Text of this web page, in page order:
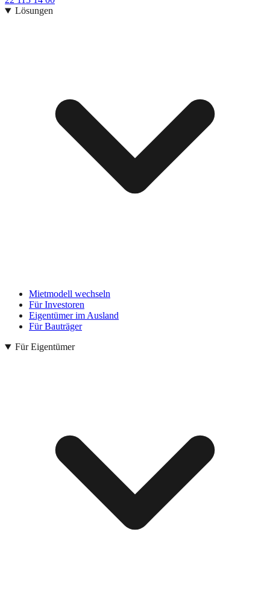
Lösungen
Mietmodell wechseln
Für Investoren
Eigentümer im Ausland
Für Bauträger
Für Eigentümer